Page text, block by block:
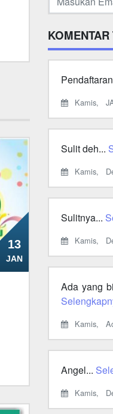
13
JAN
Kamis,
Sulit deh...
Kamis,
Sulitnya...
Kamis,
Ada yang
Kamis,
Angel...
Kamis,